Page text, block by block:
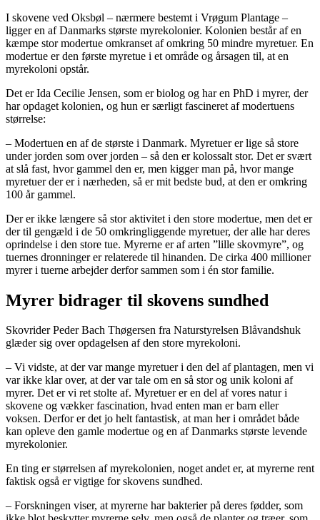
I skovene ved Oksbøl – nærmere bestemt i Vrøgum Plantage –
ligger en af Danmarks største myrekolonier. Kolonien består af en
kæmpe stor modertue omkranset af omkring 50 mindre myretuer. En
modertue er den første myretue i et område og årsagen til, at en
myrekoloni opstår.
Det er Ida Cecilie Jensen, som er biolog og har en PhD i myrer, der
har opdaget kolonien, og hun er særligt fascineret af modertuens
størrelse:
– Modertuen en af de største i Danmark. Myretuer er lige så store
under jorden som over jorden – så den er kolossalt stor. Det er svært
at slå fast, hvor gammel den er, men kigger man på, hvor mange
myretuer der er i nærheden, så er mit bedste bud, at den er omkring
100 år gammel.
Der er ikke længere så stor aktivitet i den store modertue, men det er
der til gengæld i de 50 omkringliggende myretuer, der alle har deres
oprindelse i den store tue. Myrerne er af arten ”lille skovmyre”, og
tuernes dronninger er relaterede til hinanden. De cirka 400 millioner
myrer i tuerne arbejder derfor sammen som i én stor familie.
Myrer bidrager til skovens sundhed
Skovrider Peder Bach Thøgersen fra Naturstyrelsen Blåvandshuk
glæder sig over opdagelsen af den store myrekoloni.
– Vi vidste, at der var mange myretuer i den del af plantagen, men vi
var ikke klar over, at der var tale om en så stor og unik koloni af
myrer. Det er vi ret stolte af. Myretuer er en del af vores natur i
skovene og vækker fascination, hvad enten man er barn eller
voksen. Derfor er det jo helt fantastisk, at man her i området både
kan opleve den gamle modertue og en af Danmarks største levende
myrekolonier.
En ting er størrelsen af myrekolonien, noget andet er, at myrerne rent
faktisk også er vigtige for skovens sundhed.
– Forskningen viser, at myrerne har bakterier på deres fødder, som